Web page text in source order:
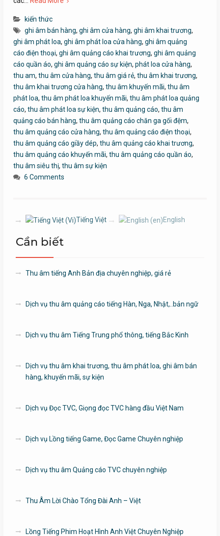
kiến thức
ghi âm bán hàng, ghi âm cửa hàng, ghi âm khai trương,
ghi âm phát loa, ghi âm phát loa cửa hàng, ghi âm quảng
cáo điện thoại, ghi âm quảng cáo khai trương, ghi âm quảng
cáo quần áo, ghi âm quảng cáo sự kiện, phát loa cửa hàng,
thu am, thu âm cửa hàng, thu âm giá rẻ, thu âm khai trương,
thu âm khai trương cửa hàng, thu âm khuyến mãi, thu âm
phát loa, thu âm phát loa khuyến mãi, thu âm phát loa quảng
cáo, thu âm phát loa sự kiện, thu âm quảng cáo, thu âm
quảng cáo bán hàng, thu âm quảng cáo chăn ga gối đệm,
thu âm quảng cáo cửa hàng, thu âm quảng cáo điện thoại,
thu âm quảng cáo giầy dép, thu âm quảng cáo khai trương,
thu âm quảng cáo khuyến mãi, thu âm quảng cáo quần áo,
thu âm siêu thị, thu âm sự kiện
6 Comments
Tiếng Việt English
Cần biết
Thu âm tiếng Anh Bản địa chuyên nghiệp, giá rẻ
Dịch vụ thu âm quảng cáo tiếng Hàn, Nga, Nhật,..bản ngữ
Dịch vụ thu âm Tiếng Trung phổ thông, tiếng Bắc Kinh
Dịch vụ thu âm khai trương, thu âm phát loa, ghi âm bán
hàng, khuyến mãi, sự kiện
Dịch vụ Đọc TVC, Giọng đọc TVC hàng đầu Việt Nam
Dịch vụ Lồng tiếng Game, Đọc Game Chuyên nghiệp
Dịch vụ thu âm Quảng cáo TVC chuyên nghiệp
Thu Âm Lời Chào Tổng Đài Anh – Việt
Lồng Tiếng Phim Hoạt Hình Anh Việt Chuyên Nghiệp